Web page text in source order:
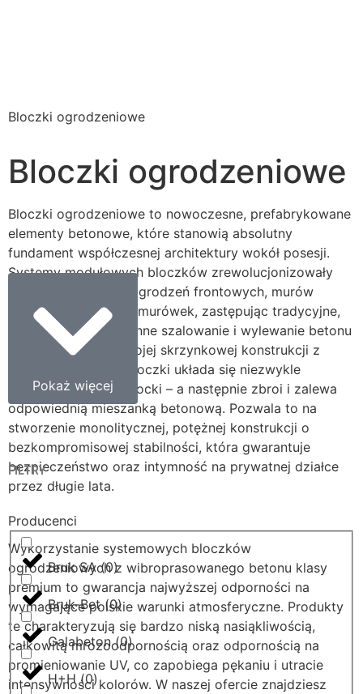
Bloczki ogrodzeniowe
Bloczki ogrodzeniowe
Bloczki ogrodzeniowe to nowoczesne, prefabrykowane
elementy betonowe, które stanowią absolutny
fundament współczesnej architektury wokół posesji.
Systemy modułowych bloczków zrewolucjonizowały
proces wznoszenia ogrodzeń frontowych, murów
oporowych oraz podmurówek, zastępując tradycyjne,
niezwykle czasochłonne szalowanie i wylewanie betonu
w gruncie. Dzięki swojej skrzynkowej konstrukcji z
pustym wnętrzem, bloczki układa się niezwykle
sprawnie – niczym klocki – a następnie zbroi i zalewa
odpowiednią mieszanką betonową. Pozwala to na
stworzenie monolitycznej, potężnej konstrukcji o
bezkompromisowej stabilności, która gwarantuje
bezpieczeństwo oraz intymność na prywatnej działce
przez długie lata.
Wykorzystanie systemowych bloczków
ogrodzeniowych z wibroprasowanego betonu klasy
premium to gwarancja najwyższej odporności na
wymagające polskie warunki atmosferyczne. Produkty
te charakteryzują się bardzo niską nasiąkliwością,
całkowitą mrozoodpornością oraz odpornością na
promieniowanie UV, co zapobiega pękaniu i utracie
intensywności kolorów. W naszej ofercie znajdziesz
Pokaż więcej
FILTRY
Producenci
Bruk SA (0)
Bruk-Bet (0)
Galabeton (0)
H+H (0)